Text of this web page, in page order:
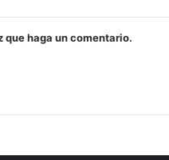
que haga un comentario.